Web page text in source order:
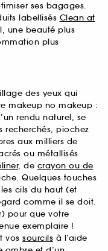
ses bagages.
labellisés Clean at
une beauté plus
plus
des yeux qui
makeup no makeup :
rendu naturel, se
recherchés, piochez
aux milliers de
ou métallisés
, de crayon ou de
Quelques touches
cils du haut (et
comme il se doit.
pour que votre
exemplaire !
vos sourcils à l’aide